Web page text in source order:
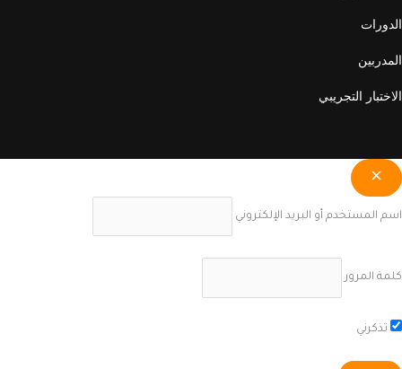
الدورات
المدربين
الاختبار التجريبي
اسم المستخدم أو البريد الإلكتروني
كلمة المرور
تذكرني